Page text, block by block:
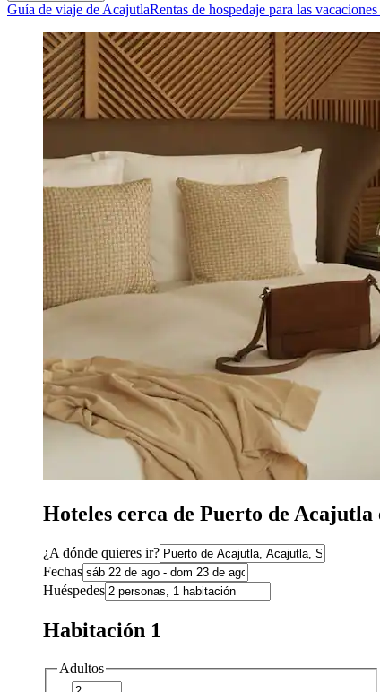
Guía de viaje de AcajutlaRentas de hospedaje para las
Hoteles cerca de Puerto de
¿A dónde quieres ir?
Fechas
Huéspedes
Habitación 1
Adultos